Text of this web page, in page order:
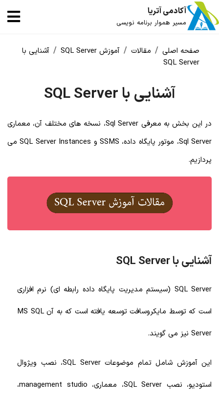
آکادمی آتریا
مسیر هموار برنامه نویسی
صفحه اصلی مقالات آموزش SQL Server
آشنایی با
SQL Server
آشنایی با SQL Server
در این بخش به معرفی Sql Server، نسخه های مختلف آن، معماری
Sql Server، موتور پایگاه داده، SSMS و SQL Server Instances می
پردازیم.
آشنایی با SQL Server
SQL Server (سیستم مدیریت پایگاه داده رابطه ای) نرم افزاری
است که توسط مایکروسافت توسعه یافته است که به آن MS SQL
Server نیز می گویند.
این آموزش شامل تمام موضوعات SQL Server، نصب ویژوال
استودیو، نصب SQL Server، معماری، management studio،